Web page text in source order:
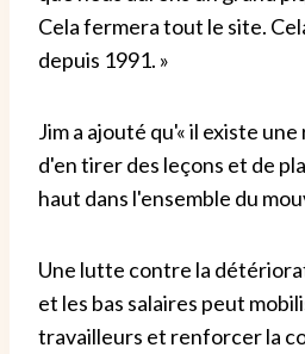
Cela fermera tout le site.
depuis 1991. »
Jim a ajouté qu'« il existe
d'en tirer des leçons et de
haut dans l'ensemble du
Une lutte contre la
et les bas salaires peut
travailleurs et renforcer la